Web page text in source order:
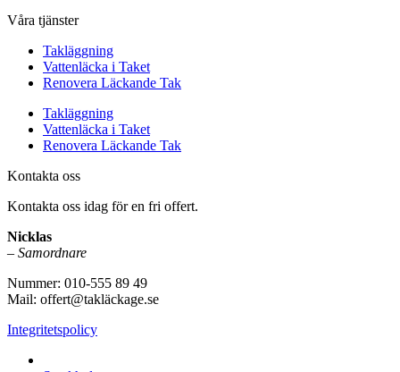
Våra tjänster
Takläggning
Vattenläcka i Taket
Renovera Läckande Tak
Takläggning
Vattenläcka i Taket
Renovera Läckande Tak
Kontakta oss
Kontakta oss idag för en fri offert.
Nicklas
– Samordnare
Nummer: 010-555 89 49
Mail: offert@takläckage.se
Integritetspolicy